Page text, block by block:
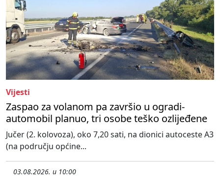
Vijesti
Zaspao za volanom pa završio u ogradi-
automobil planuo, tri osobe teško ozlijeđene
Jučer (2. kolovoza), oko 7,20 sati, na dionici autoceste A3
(na području općine...
03.08.2026. u 10:00